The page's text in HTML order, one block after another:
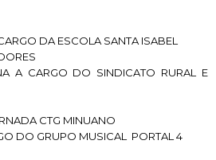
DA ESCOLA SANTA ISABEL
A CARGO DO SINDICATO RURAL E
CTG MINUANO
DO GRUPO MUSICAL PORTAL 4